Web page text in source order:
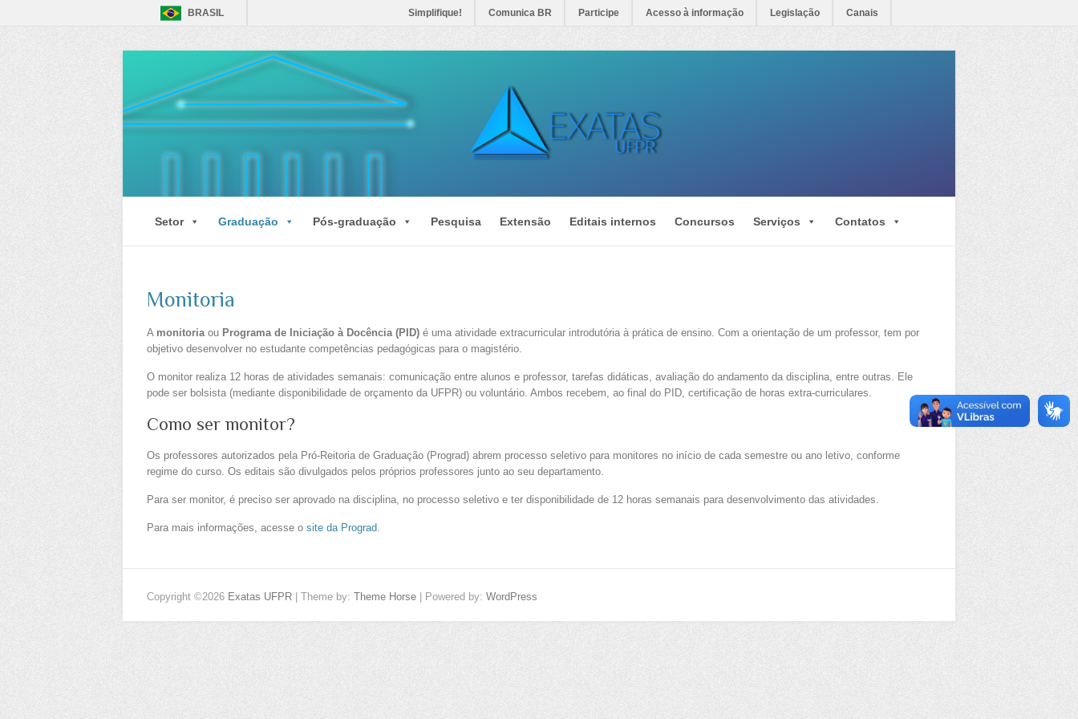
BRASIL Simplifique! Comunica BR Participe Acesso à informação Legislação Canais
Setor Graduação Pós-graduação Pesquisa Extensão Editais internos Concursos Serviços Contatos
Monitoria
A monitoria ou Programa de Iniciação à Docência (PID) é uma atividade extracurricular introdutória à prática de ensino. Com a orientação de um professor, tem por
objetivo desenvolver no estudante competências pedagógicas para o magistério.
O monitor realiza 12 horas de atividades semanais: comunicação entre alunos e professor, tarefas didáticas, avaliação do andamento da disciplina, entre outras. Ele
pode ser bolsista (mediante disponibilidade de orçamento da UFPR) ou voluntário. Ambos recebem, ao final do PID, certificação de horas extra-curriculares.
Como ser monitor?
Os professores autorizados pela Pró-Reitoria de Graduação (Prograd) abrem processo seletivo para monitores no início de cada semestre ou ano letivo, conforme
regime do curso. Os editais são divulgados pelos próprios professores junto ao seu departamento.
Para ser monitor, é preciso ser aprovado na disciplina, no processo seletivo e ter disponibilidade de 12 horas semanais para desenvolvimento das atividades.
Para mais informações, acesse o site da Prograd
Copyright ©2026 Exatas UFPR | Theme by: Theme Horse | Powered by: WordPress